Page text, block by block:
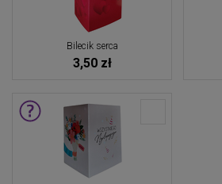
Bilecik serca
3,50 zł